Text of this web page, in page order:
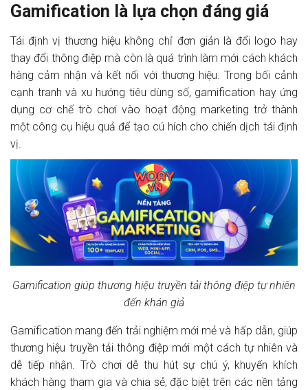
Gamification là lựa chọn đáng giá
Tái định vị thương hiệu không chỉ đơn giản là đổi logo hay
thay đổi thông điệp mà còn là quá trình làm mới cách khách
hàng cảm nhận và kết nối với thương hiệu. Trong bối cảnh
cạnh tranh và xu hướng tiêu dùng số, gamification hay ứng
dụng cơ chế trò chơi vào hoạt động marketing trở thành
một công cụ hiệu quả để tạo cú hích cho chiến dịch tái định
vị.
Gamification giúp thương hiệu truyền tải thông điệp tự nhiên
đến khán giả
Gamification mang đến trải nghiệm mới mẻ và hấp dẫn, giúp
thương hiệu truyền tải thông điệp mới một cách tự nhiên và
dễ tiếp nhận. Trò chơi dễ thu hút sự chú ý, khuyến khích
khách hàng tham gia và chia sẻ, đặc biệt trên các nền tảng